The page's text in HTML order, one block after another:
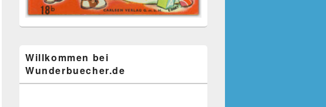
Willkommen bei
Wunderbuecher.de